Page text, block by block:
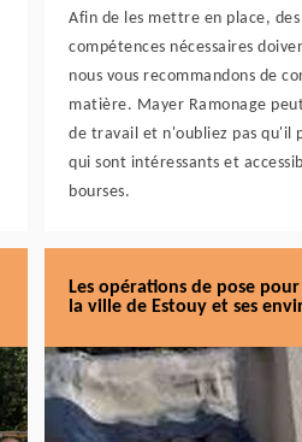
Afin de les mettre en place,
compétences nécessaires
nous vous recommandons de
matière. Mayer Ramonage
de travail et n'oubliez pas qu'il
qui sont intéressants et
bourses.
Les opérations de pose
la ville de Estouy et ses